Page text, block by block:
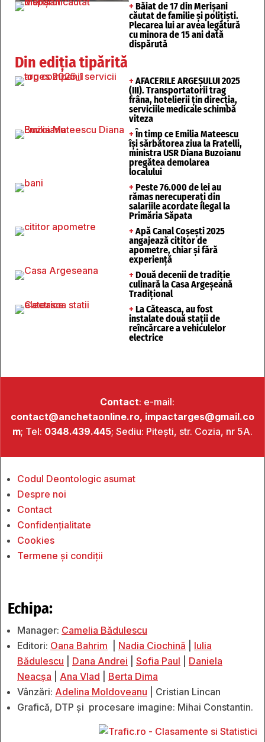
+ Băiat de 17 din Merișani
căutat de familie și polițiști.
Plecarea lui ar avea legătură
cu minora de 15 ani dată
dispărută
Din ediția tipărită
+ AFACERILE ARGEȘULUI 2025
(III). Transportatorii trag
frâna, hotelierii țin direcția,
serviciile medicale schimbă
viteza
+ În timp ce Emilia Mateescu
își sărbătorea ziua la Fratelli,
ministra USR Diana Buzoianu
pregătea demolarea
localului
+ Peste 76.000 de lei au
rămas nerecuperați din
salariile acordate ilegal la
Primăria Săpata
+ Apă Canal Coșești 2025
angajează cititor de
apometre, chiar și fără
experiență
+ Două decenii de tradiție
culinară la Casa Argeșeană
Tradițional
+ La Căteasca, au fost
instalate două stații de
reîncărcare a vehiculelor
electrice
Contact: e-mail:
contact@anchetaonline.ro, impactarges@gmail.co
m; Tel: 0348.439.445; Sediu: Pitești, str. Cozia, nr 5A.
Codul Deontologic asumat
Despre noi
Contact
Confidențialitate
Cookies
Termene și condiții
Echipa:
Manager: Camelia Bădulescu
Editori: Oana Bahrim Nadia Ciochină
Iulia
Bădulescu
Dana Andrei Sofia Paul
Daniela
Neacșa
Ana Vlad
Berta Dima
Vânzări: Adelina Moldoveanu | Cristian Lincan
Grafică, DTP și procesare imagine: Mihai Constantin.